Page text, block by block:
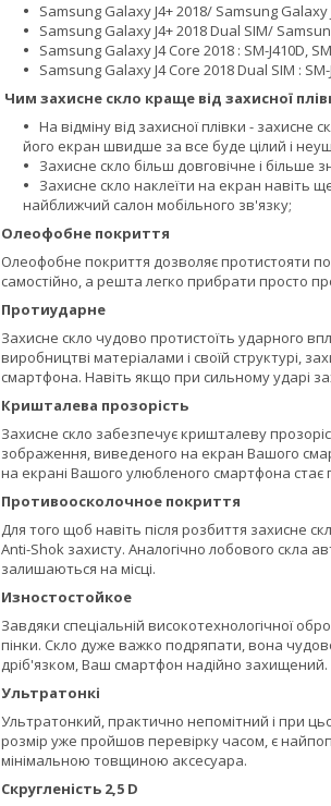
Samsung Galaxy J4+ 2018/ Samsung Galaxy
Samsung Galaxy J4+ 2018 Dual SIM/
Samsung Galaxy J4 Core 2018 : SM-J410D,
Samsung Galaxy J4 Core 2018 Dual SIM :
Чим захисне скло краще від захисної
На відміну від захисної плівки -
його екран швидше за все буде цілий і
Захисне скло більш довговічне і більше
Захисне скло наклеїти на екран навіть
найближчий салон мобільного зв'язку;
Олеофобне покриття
Олеофобне покриття дозволяє протистояти
самостійно, а решта легко прибрати просто
Протиударне
Захисне скло чудово протистоїть ударного
виробництві матеріалами і своїй структурі,
смартфона. Навіть якщо при сильному ударі
Кришталева прозорість
Захисне скло забезпечує кришталеву
зображення, виведеного на екран Вашого
на екрані Вашого улюбленого смартфона стає
Противоосколочное покриття
Для того щоб навіть після розбиття захисне
Anti-Shok захисту. Аналогічно лобового скла
залишаються на місці.
Изностостойкое
Завдяки спеціальній високотехнологічної
пінки. Скло дуже важко подряпати, вона
дріб'язком, Ваш смартфон надійно захищений.
Ультратонкі
Ультратонкий, практично непомітний і при
розмір уже пройшов перевірку часом, є
мінімальною товщиною аксесуара.
Скругленість 2,5 D